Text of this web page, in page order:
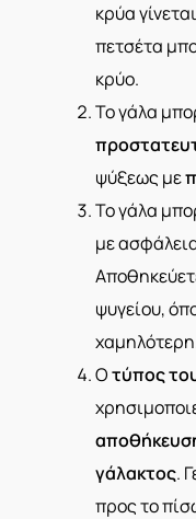
κρύα
πετσέτα
κρύο.
Το γάλα
ψύξεως με
Το γάλα
με
ψυγείου,
Οτύπος
γάλακτος.
προς το